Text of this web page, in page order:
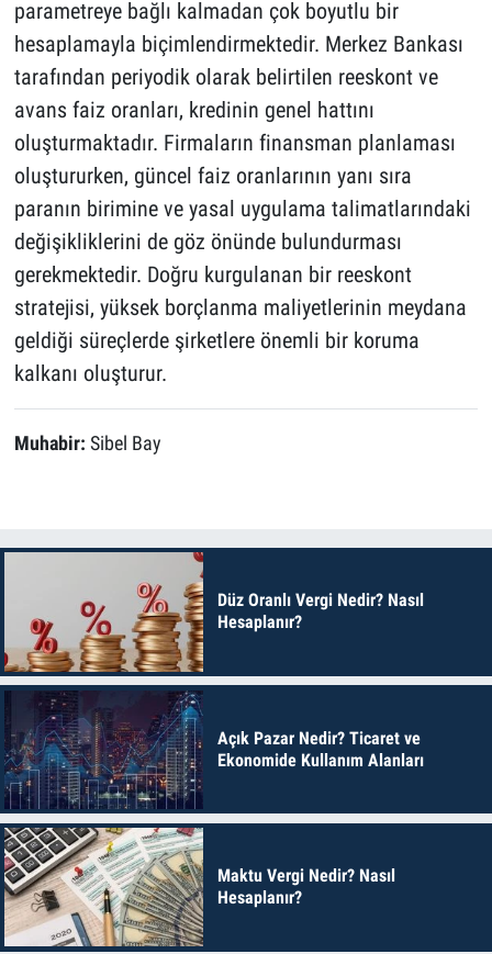
parametreye bağlı kalmadan çok boyutlu bir
hesaplamayla biçimlendirmektedir. Merkez Bankası
tarafından periyodik olarak belirtilen reeskont ve
avans faiz oranları, kredinin genel hattını
oluşturmaktadır. Firmaların finansman planlaması
oluştururken, güncel faiz oranlarının yanı sıra
paranın birimine ve yasal uygulama talimatlarındaki
değişikliklerini de göz önünde bulundurması
gerekmektedir. Doğru kurgulanan bir reeskont
stratejisi, yüksek borçlanma maliyetlerinin meydana
geldiği süreçlerde şirketlere önemli bir koruma
kalkanı oluşturur.
Muhabir: Sibel Bay
Düz Oranlı Vergi Nedir? Nasıl
Hesaplanır?
Açık Pazar Nedir? Ticaret ve
Ekonomide Kullanım Alanları
Maktu Vergi Nedir? Nasıl
Hesaplanır?